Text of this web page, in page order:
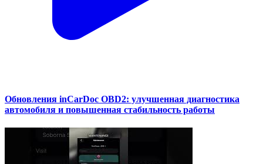
Обновления inCarDoc OBD2: улучшенная диагностика
автомобиля и повышенная стабильность работы